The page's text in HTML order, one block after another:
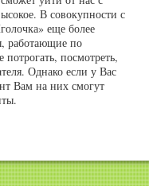
В совокупности с
еще более
работающие по
посмотреть,
Однако если у Вас
Вам на них смогут